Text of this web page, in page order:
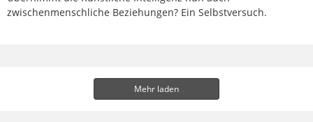
zwischenmenschliche Beziehungen? Ein Selbstversuch.
Mehr laden